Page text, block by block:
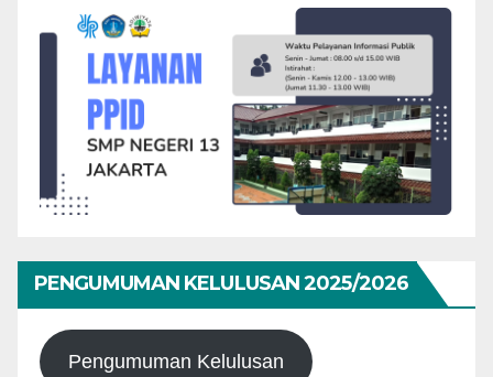
PENGUMUMAN KELULUSAN 2025/2026
Pengumuman Kelulusan